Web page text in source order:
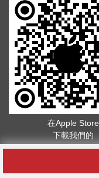
在Apple Store
下載我們的
App